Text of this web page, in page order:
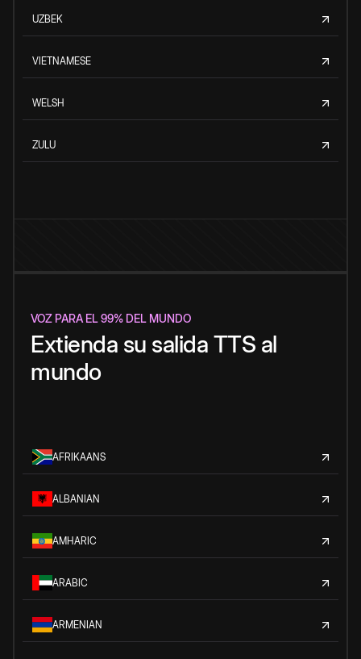
UZBEK
VIETNAMESE
WELSH
ZULU
VOZ PARA EL 99% DEL MUNDO
Extienda su salida TTS al
mundo
AFRIKAANS
ALBANIAN
AMHARIC
ARABIC
ARMENIAN